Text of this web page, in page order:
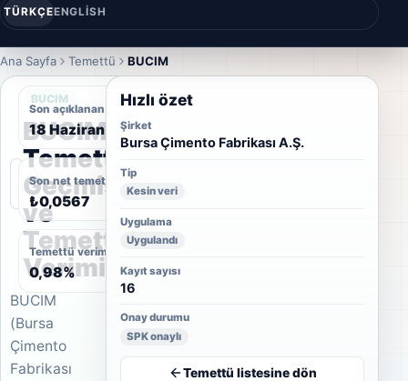
TÜRKÇEENGLISH
Ana Sayfa Temettü BUCIM
BUCIM
BUCIM
Temettü
Geçmişi
ve
Temettü
Verimi
BUCIM
(Bursa
Çimento
Fabrikası
Son açıklanan temettü tarihi
18 Haziran 2025
Son net temettü
₺0,0567
Temettü verimi
0,98%
Hızlı özet
Şirket
Bursa Çimento Fabrikası A.Ş.
Tip
Kesin veri
Uygulama
Uygulandı
Kayıt sayısı
16
Onay durumu
SPK onaylı
Temettü listesine dön